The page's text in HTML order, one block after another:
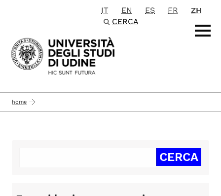
Passa al contenuto principale
IT EN ES FR
ZH
CERCA
home